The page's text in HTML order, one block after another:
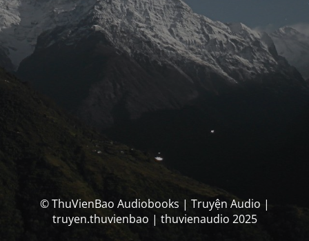
© ThuVienBao Audiobooks | Truyện Audio |
truyen.thuvienbao | thuvienaudio 2025